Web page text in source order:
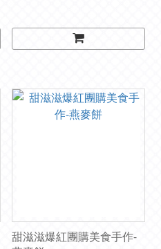
甜滋滋爆紅團購美食手作-